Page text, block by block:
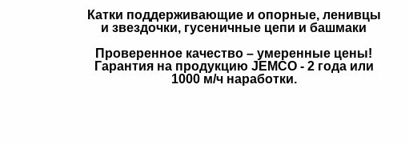
Катки поддерживающие и опорные, ленивцы
и звездочки, гусеничные цепи и башмаки
Проверенное качество – умеренные цены!
Гарантия на продукцию JEMCO - 2 года или
1000 м/ч наработки.